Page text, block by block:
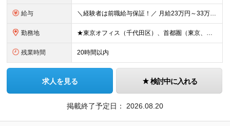
給与 ＼経験者は前職給与保証！／ 月給23万円～33万円＋各種手当 ☆給与改定年2回あり！ ※上記金額には固定残業代（31,081円～44,595円／20時間分）を含みます。 ※超過分は別途支給します。
勤務地 ★東京オフィス（千代田区）、首都圏（東京、神奈川、千葉、埼玉）で積極採用！ ★通勤しやすい希望勤務地を考慮 ★U・Iターン歓迎 ◎一ヶ月の研修期間は、同ビル5階の研修フロアにて勤務いただきます。 ◎
残業時間 20時間以内
求人を見る 検討中に入れる
掲載終了予定日： 2026.08.20